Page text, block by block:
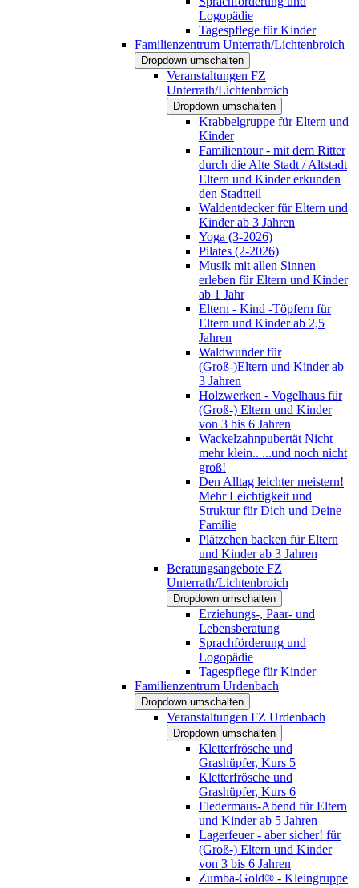
Logopädie
Tagespflege für Kinder
Familienzentrum Unterrath/Lichtenbroich
Dropdown umschalten
Veranstaltungen FZ
Unterrath/Lichtenbroich
Dropdown umschalten
Krabbelgruppe für Eltern und
Kinder
Familientour - mit dem Ritter
durch die Alte Stadt / Altstadt
Eltern und Kinder erkunden
den Stadtteil
Waldentdecker für Eltern und
Kinder ab 3 Jahren
Yoga (3-2026)
Pilates (2-2026)
Musik mit allen Sinnen
erleben für Eltern und Kinder
ab 1 Jahr
Eltern - Kind -Töpfern für
Eltern und Kinder ab 2,5
Jahren
Waldwunder für
(Groß-)Eltern und Kinder ab
3 Jahren
Holzwerken - Vogelhaus für
(Groß-) Eltern und Kinder
von 3 bis 6 Jahren
Wackelzahnpubertät Nicht
mehr klein.. ...und noch nicht
groß!
Den Alltag leichter meistern!
Mehr Leichtigkeit und
Struktur für Dich und Deine
Familie
Plätzchen backen für Eltern
und Kinder ab 3 Jahren
Beratungsangebote FZ
Unterrath/Lichtenbroich
Dropdown umschalten
Erziehungs-, Paar- und
Lebensberatung
Sprachförderung und
Logopädie
Tagespflege für Kinder
Familienzentrum Urdenbach
Dropdown umschalten
Veranstaltungen FZ Urdenbach
Dropdown umschalten
Kletterfrösche und
Grashüpfer, Kurs 5
Kletterfrösche und
Grashüpfer, Kurs 6
Fledermaus-Abend für Eltern
und Kinder ab 5 Jahren
Lagerfeuer - aber sicher! für
(Groß-) Eltern und Kinder
von 3 bis 6 Jahren
Zumba-Gold® - Kleingruppe